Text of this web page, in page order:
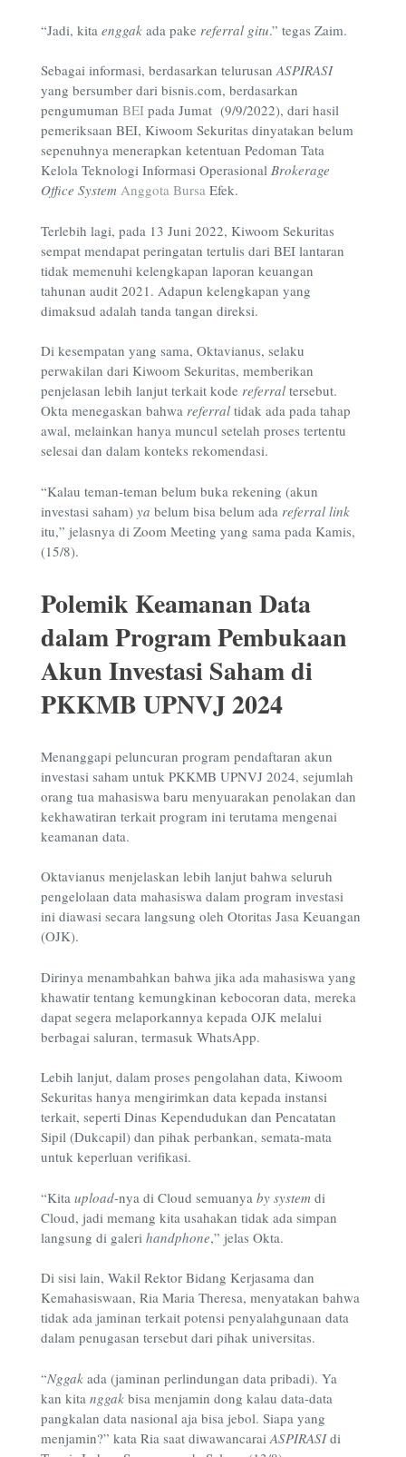
“Jadi, kita enggak ada pake referral gitu.” tegas Zaim.
Sebagai informasi, berdasarkan telurusanASPIRASI
yang bersumber dari bisnis.com, berdasarkan
pengumuman BEI pada Jumat (9/9/2022), dari hasil
pemeriksaan BEI, Kiwoom Sekuritas dinyatakan belum
sepenuhnya menerapkan ketentuan Pedoman Tata
Kelola Teknologi Informasi Operasional Brokerage
Office System Anggota Bursa Efek.
Terlebih lagi, pada 13 Juni 2022, Kiwoom Sekuritas
sempat mendapat peringatan tertulis dari BEI lantaran
tidak memenuhi kelengkapan laporan keuangan
tahunan audit 2021. Adapun kelengkapan yang
dimaksud adalah tanda tangan direksi.
Di kesempatan yang sama, Oktavianus, selaku
perwakilan dari Kiwoom Sekuritas, memberikan
penjelasan lebih lanjut terkait kode referral tersebut.
Okta menegaskan bahwa referral tidak ada pada tahap
awal, melainkan hanya muncul setelah proses tertentu
selesai dan dalam konteks rekomendasi.
“Kalau teman-teman belum buka rekening (akun
investasi saham) ya belum bisa belum ada referral link
itu,” jelasnya di Zoom Meeting yang sama pada Kamis,
(15/8).
Polemik Keamanan Data
dalam Program Pembukaan
Akun Investasi Saham di
PKKMB UPNVJ 2024
Menanggapi peluncuran program pendaftaran akun
investasi saham untuk PKKMB UPNVJ 2024, sejumlah
orang tua mahasiswa baru menyuarakan penolakan dan
kekhawatiran terkait program ini terutama mengenai
keamanan data.
Oktavianus menjelaskan lebih lanjut bahwa seluruh
pengelolaan data mahasiswa dalam program investasi
ini diawasi secara langsung oleh Otoritas Jasa Keuangan
(OJK).
Dirinya menambahkan bahwa jika ada mahasiswa yang
khawatir tentang kemungkinan kebocoran data, mereka
dapat segera melaporkannya kepada OJK melalui
berbagai saluran, termasuk WhatsApp.
Lebih lanjut, dalam proses pengolahan data, Kiwoom
Sekuritas hanya mengirimkan data kepada instansi
terkait, seperti Dinas Kependudukan dan Pencatatan
Sipil (Dukcapil) dan pihak perbankan, semata-mata
untuk keperluan verifikasi.
“Kita upload-nya di Cloud semuanya by system di
Cloud, jadi memang kita usahakan tidak ada simpan
langsung di galeri handphone,” jelas Okta.
Di sisi lain, Wakil Rektor Bidang Kerjasama dan
Kemahasiswaan, Ria Maria Theresa, menyatakan bahwa
tidak ada jaminan terkait potensi penyalahgunaan data
dalam penugasan tersebut dari pihak universitas.
“Nggak ada (jaminan perlindungan data pribadi). Ya
kan kita nggak bisa menjamin dong kalau data-data
pangkalan data nasional aja bisa jebol. Siapa yang
menjamin?” kata Ria saat diwawancarai ASPIRASIdi